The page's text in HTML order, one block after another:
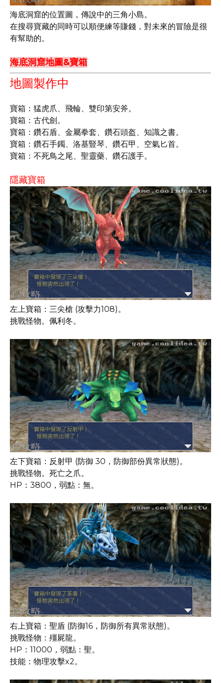
海底洞窟的位置圖，傳說中的三角小島。
在搜尋寶藏的同時可以順便練等賺錢，對未來的冒險是很
有幫助的。
海底洞窟地圖&寶箱
地圖製作中
寶箱：猛虎爪、飛輪、雙印第安斧。
寶箱：古代劍。
寶箱：鑽石盾、金屬拳套、鑽石頭盔、知識之書。
寶箱：鑽石手鐲、洛基豎琴、鑽石甲、空氣匕首。
寶箱：不死鳥之尾、聖靈藥、鑽石護手。
隱藏寶箱
左上寶箱：三尖槍 (攻擊力108)。
挑戰怪物。佩利冬。
左下寶箱：反射甲 (防御 30，防御部份異常狀態)。
挑戰怪物。死亡之爪。
HP：3800，弱點：無。
右上寶箱：聖盾 (防御16，防御所有異常狀態)。
挑戰怪物：殭屍龍。
HP：11000，弱點：聖。
技能：物理攻擊x2。